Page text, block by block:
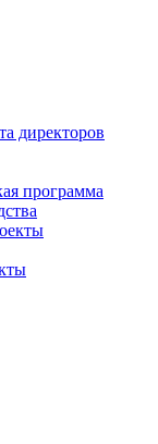
директоров
программа